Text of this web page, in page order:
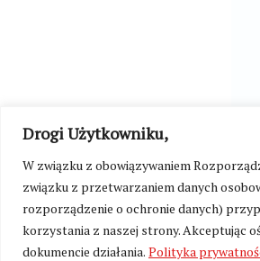
Drogi Użytkowniku,
W związku z obowiązywaniem
związku z przetwarzaniem danych
rozporządzenie o ochronie danych)
korzystania z naszej strony. Akceptując
dokumencie działania. Polityka